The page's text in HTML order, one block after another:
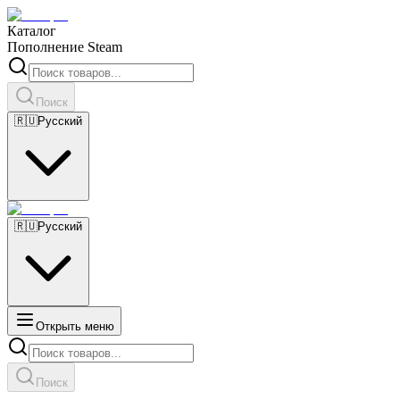
Каталог
Пополнение Steam
Поиск
🇷🇺Русский
🇷🇺Русский
Открыть меню
Поиск